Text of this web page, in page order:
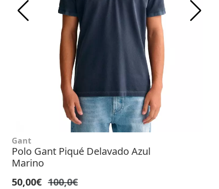
Gant
Polo Gant Piqué Delavado Azul
Marino
50,00€ 100,0€